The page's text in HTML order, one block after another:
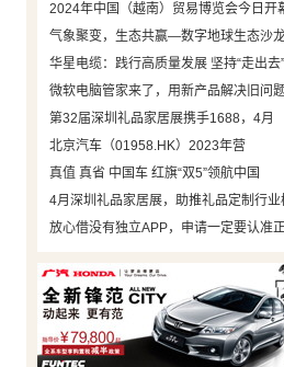
2024年中国（越南）贸易博览会今日开
气象聚变，生态共赢—数字地球生态沙
华星电缆：践行高质量发展 坚持“走出去”
微软电脑管家来了，用新产品解决旧问题
第32届深圳礼品家居展携手1688，4月
北京汽车（01958.HK）2023年营
真值 真省 中国车 红旗“双5”领航中国
4月深圳礼品家居展，助推礼品定制行业
放心借没有独立APP，申请一定要认准